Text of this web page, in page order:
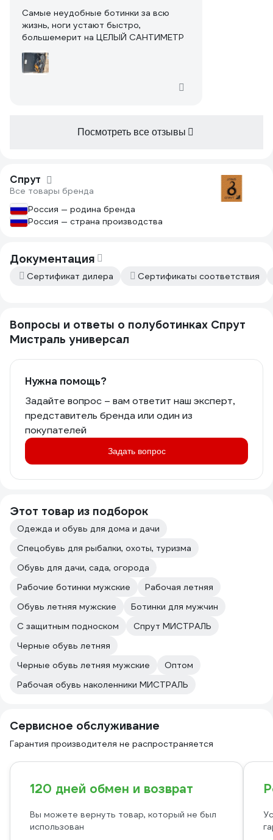
Самые неудобные ботинки за всю
жизнь, ноги устают быстро,
большемерит на ЦЕЛЫЙ САНТИМЕТР
Посмотреть все отзывы
Спрут
Все товары бренда
Россия — родина бренда
Россия — страна производства
Документация
Сертификат дилера Сертификаты соответствия
Вопросы и ответы о полуботинках Спрут
Мистраль универсал
Нужна помощь?
Задайте вопрос – вам ответит наш эксперт,
представитель бренда или один из
покупателей
Задать вопрос
Этот товар из подборок
Одежда и обувь для дома и дачи
Спецобувь для рыбалки, охоты, туризма
Обувь для дачи, сада, огорода
Рабочие ботинки мужские
Рабочая летняя
Обувь летняя мужские
Ботинки для мужчин
С защитным подноском
Спрут МИСТРАЛЬ
Черные обувь летняя
Черные обувь летняя мужские
Оптом
Рабочая обувь наколенники МИСТРАЛЬ
Сервисное обслуживание
Гарантия производителя не распространяется
120 дней обмен и возврат
Вы можете вернуть товар, который не был
использован